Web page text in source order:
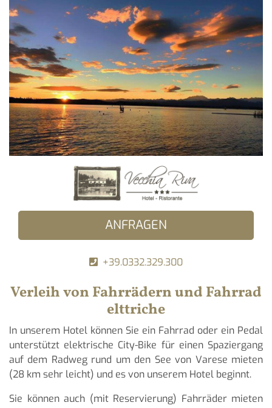
ANFRAGEN
+39.0332.329.300
Verleih von Fahrrädern und Fahrrad
elttriche
In unserem Hotel können Sie ein Fahrrad oder ein Pedal
unterstützt elektrische City-Bike für einen Spaziergang
auf dem Radweg rund um den See von Varese mieten
(28 km sehr leicht) und es von unserem Hotel beginnt.
Sie können auch (mit Reservierung) Fahrräder mieten